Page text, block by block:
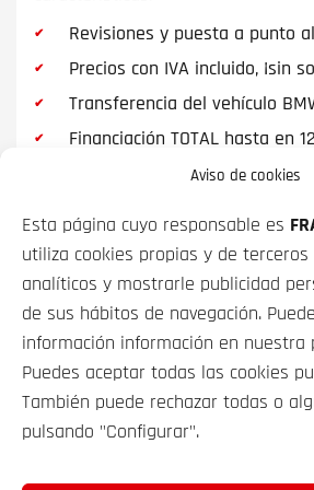
Aviso de cookies
Esta página cuyo responsable es
utiliza cookies propias y de
analíticos y mostrarle publicidad
de sus hábitos de navegación.
información información en nuestra
Puedes aceptar todas las cookies
También puede rechazar todas o
pulsando "Configurar".
Tiene espacio para instalar dos
niños en cada uno de los asientos
orientados hacia el exterior. En
mucho espacio para cinco
asientos opcionales de los que se
alternativamente y además tiene
maletero generoso y flexible.
El interior del BMW
Este es otro de sus puntos fuertes
del X5 tiene el estilo familiar de
revestido con excelentes
acabado muy atractivo. Su
siendo altamente intuitivo. Todos
están en donde se los espera
El iDrive ofrece un teclado táctil en
que marca letras y números
Revisiones y puesta a punto
Precios con IVA incluido, ¡sin
Transferencia del vehículo
Financiación TOTAL hasta en
VEHÍCULOS
SOBRE NOSOTROS
CONTACTO
FRAMACAR 2000 S.A.